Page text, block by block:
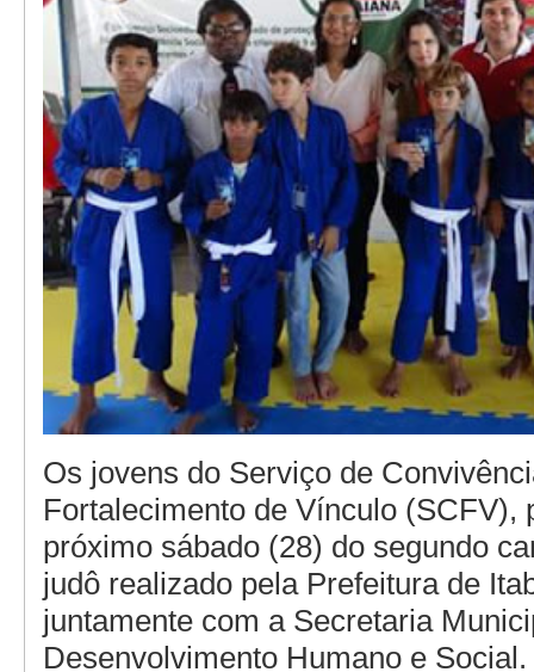
Os jovens do Serviço de
Fortalecimento de Vínculo (SCFV),
próximo sábado (28) do segundo
judô realizado pela Prefeitura de
juntamente com a Secretaria
Desenvolvimento Humano e